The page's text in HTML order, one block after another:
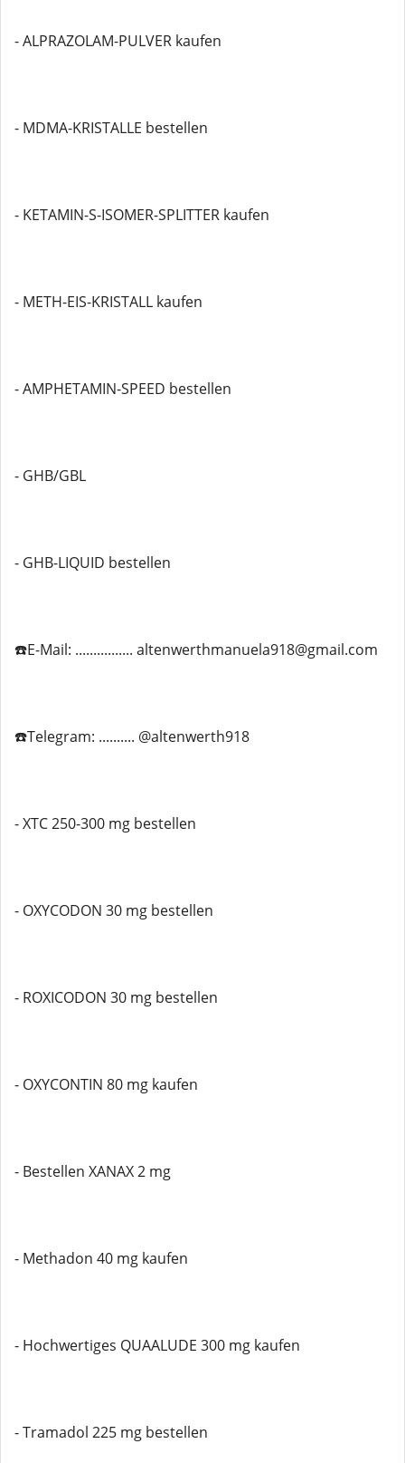
- ALPRAZOLAM-PULVER kaufen
- MDMA-KRISTALLE bestellen
- KETAMIN-S-ISOMER-SPLITTER kaufen
- METH-EIS-KRISTALL kaufen
- AMPHETAMIN-SPEED bestellen
- GHB/GBL
- GHB-LIQUID bestellen
☎️E-Mail: ................ altenwerthmanuela918@gmail.com
☎️Telegram: .......... @altenwerth918
- XTC 250-300 mg bestellen
- OXYCODON 30 mg bestellen
- ROXICODON 30 mg bestellen
- OXYCONTIN 80 mg kaufen
- Bestellen XANAX 2 mg
- Methadon 40 mg kaufen
- Hochwertiges QUAALUDE 300 mg kaufen
- Tramadol 225 mg bestellen